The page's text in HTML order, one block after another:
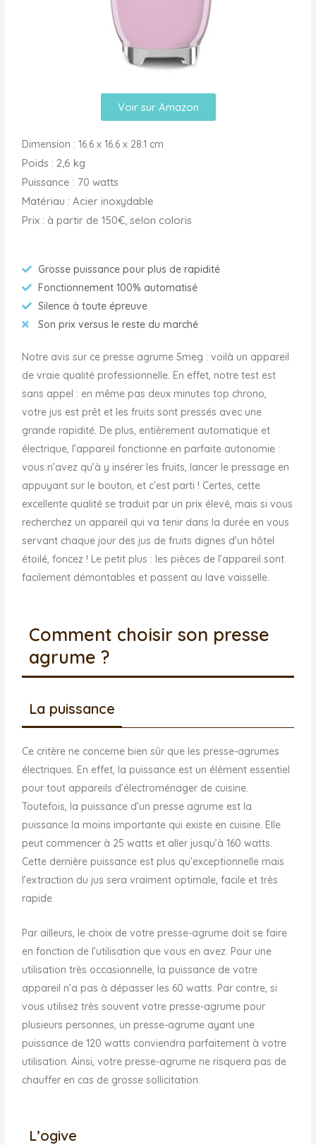
Voir sur Amazon
Dimension : 16.6 x 16.6 x 28.1 cm
Poids : 2,6 kg
Puissance : 70 watts
Matériau : Acier inoxydable
Prix : à partir de 150€, selon coloris
Grosse puissance pour plus de rapidité
Fonctionnement 100% automatisé
Silence à toute épreuve
Son prix versus le reste du marché
Notre avis sur ce presse agrume Smeg : voilà un appareil
de vraie qualité professionnelle. En effet, notre test est
sans appel : en même pas deux minutes top chrono,
votre jus est prêt et les fruits sont pressés avec une
grande rapidité. De plus, entièrement automatique et
électrique, l’appareil fonctionne en parfaite autonomie :
vous n’avez qu’à y insérer les fruits, lancer le pressage en
appuyant sur le bouton, et c’est parti ! Certes, cette
excellente qualité se traduit par un prix élevé, mais si vous
recherchez un appareil qui va tenir dans la durée en vous
servant chaque jour des jus de fruits dignes d’un hôtel
étoilé, foncez ! Le petit plus : les pièces de l’appareil sont
facilement démontables et passent au lave vaisselle.
Comment choisir son presse
agrume ?
La puissance
Ce critère ne concerne bien sûr que les presse-agrumes
électriques. En effet, la puissance est un élément essentiel
pour tout appareils d’électroménager de cuisine.
Toutefois, la puissance d’un presse agrume est la
puissance la moins importante qui existe en cuisine. Elle
peut commencer à 25 watts et aller jusqu’à 160 watts.
Cette dernière puissance est plus qu’exceptionnelle mais
l’extraction du jus sera vraiment optimale, facile et très
rapide.
Par ailleurs, le choix de votre presse-agrume doit se faire
en fonction de l’utilisation que vous en avez. Pour une
utilisation très occasionnelle, la puissance de votre
appareil n’a pas à dépasser les 60 watts. Par contre, si
vous utilisez très souvent votre presse-agrume pour
plusieurs personnes, un presse-agrume ayant une
puissance de 120 watts conviendra parfaitement à votre
utilisation. Ainsi, votre presse-agrume ne risquera pas de
chauffer en cas de grosse sollicitation.
L’ogive